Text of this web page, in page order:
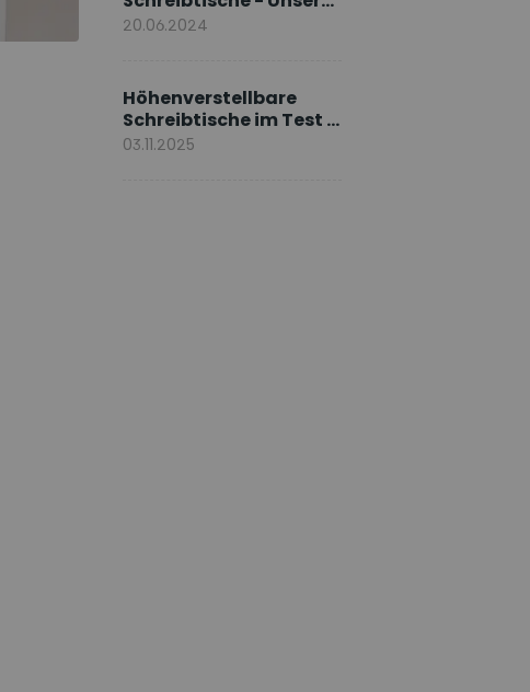
E7-Serie
20.06.2024
Höhenverstellbare
Schreibtische im Test –
Die besten Standing
03.11.2025